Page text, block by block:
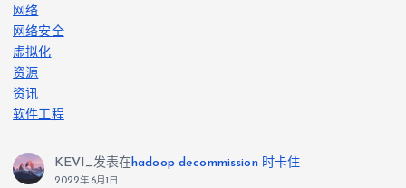
网络
网络安全
虚拟化
资源
资讯
软件工程
KEVI_发表在hadoop decommission 时卡住
2022年6月1日